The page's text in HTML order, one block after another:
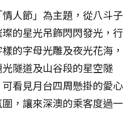
人節」為主題，從八斗子
的星光吊飾閃閃發光，行
的字母光雕及夜光花海，
隧道及山谷段的星空隧
看見月台四周懸掛的愛心
，讓來深澳的乘客度過一